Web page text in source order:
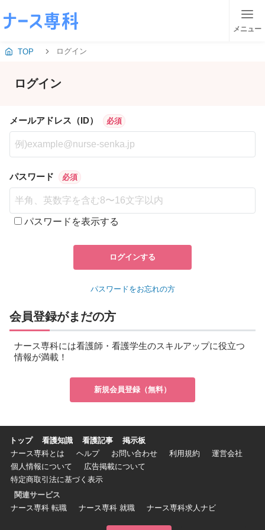
メニュー
TOP ログイン
ログイン
メールアドレス（ID） 必須
パスワード 必須
パスワードを表示する
ログインする
パスワードをお忘れの方
会員登録がまだの方
ナース専科には看護師・看護学生のスキルアップに役立つ
情報が満載！
新規会員登録（無料）
トップ 看護知識 看護記事
掲示板
ナース専科とは
ヘルプ お問い合わせ 利用規約
運営会社
個人情報について
広告掲載について
特定商取引法に基づく表示
関連サービス
ナース専科 転職
ナース専科 就職 ナース専科求人ナビ